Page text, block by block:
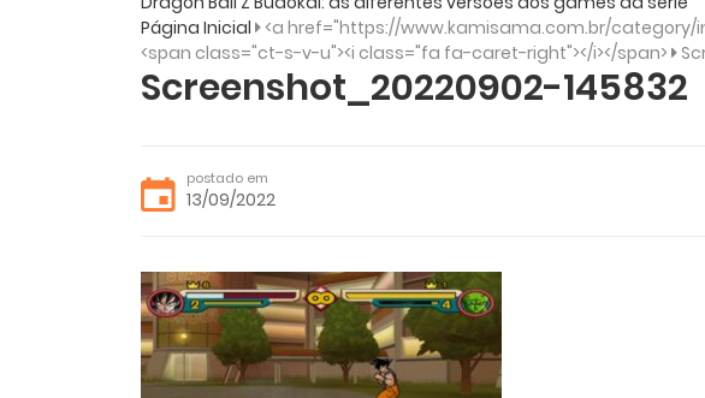
Página Inicial <a href="https://www.kamisama.com.br/category/
<span class="ct-s-v-u"><i class="fa fa-caret-right"></i></span>
Screenshot_20220902-145832
postado em
13/09/2022